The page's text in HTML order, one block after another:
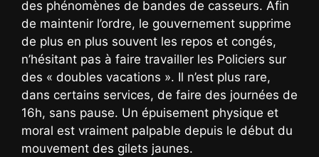
des phénomènes de bandes de casseurs. Afin
de maintenir l’ordre, le gouvernement supprime
de plus en plus souvent les repos et congés,
n’hésitant pas à faire travailler les Policiers sur
des « doubles vacations ». Il n’est plus rare,
dans certains services, de faire des journées de
16h, sans pause. Un épuisement physique et
moral est vraiment palpable depuis le début du
mouvement des gilets jaunes.